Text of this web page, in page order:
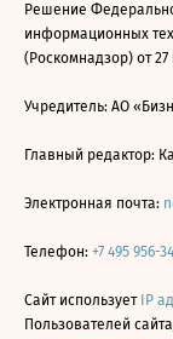
Решение
информационных
(Роскомнадзор) от
Учредитель: АО
Главный редактор:
Электронная почта:
Телефон: +7 495 956-
Сайт использует IP
Пользователей